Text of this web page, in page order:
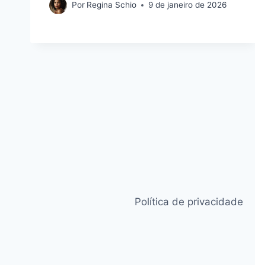
Por Regina Schio 9 de janeiro de 2026
Política de privacidade